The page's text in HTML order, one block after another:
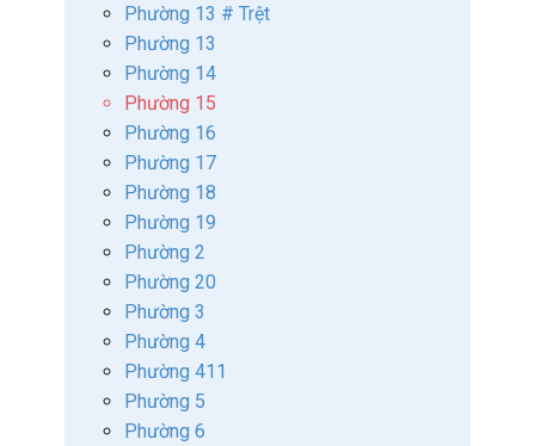
Phường 13 # Trệt
Phường 13
Phường 14
Phường 15
Phường 16
Phường 17
Phường 18
Phường 19
Phường 2
Phường 20
Phường 3
Phường 4
Phường 411
Phường 5
Phường 6